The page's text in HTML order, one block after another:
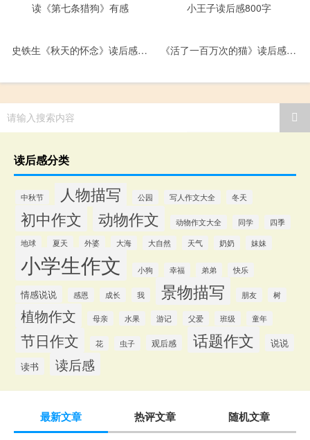
读《第七条猎狗》有感 小王子读后感800字
史铁生《秋天的怀念》读后感800字 《活了一百万次的猫》读后感800字
请输入搜索内容
读后感分类
中秋节 人物描写 公园 写人作文大全 冬天
初中作文 动物作文 动物作文大全 同学
四季
地球
夏天 外婆 大海 大自然 天气 奶奶 妹妹
小学生作文 小狗 幸福 弟弟 快乐
情感说说 感恩 成长 我 景物描写 朋友 树
植物作文 母亲 水果 游记 父爱 班级 童年
节日作文 花 虫子 观后感 话题作文
说说
读书
读后感
最新文章 热评文章 随机文章